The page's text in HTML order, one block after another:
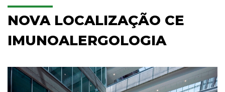
NOVA LOCALIZAÇÃO CE
IMUNOALERGOLOGIA